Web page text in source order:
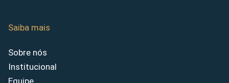
Saiba mais
Sobre nós
Institucional